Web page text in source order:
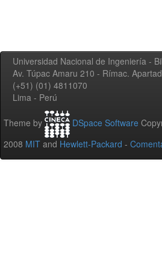
Universidad Nacional de Ingeniería -
Av. Túpac Amaru 210 - Rímac.
(+51) (01) 4811070
Lima - Perú
Theme by DSpace Software
2008 MIT and Hewlett-Packard -